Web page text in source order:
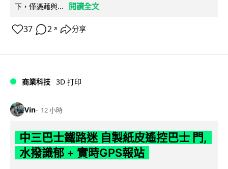
下，僅憑藉與...
閱讀全文
37 2 ↗ 分享
商業科技 3D 打印
Vin 12 小時
中三巴士鐵路迷 自製紙皮遙控巴士 門,
水撥識郁 + 實時GPS報站